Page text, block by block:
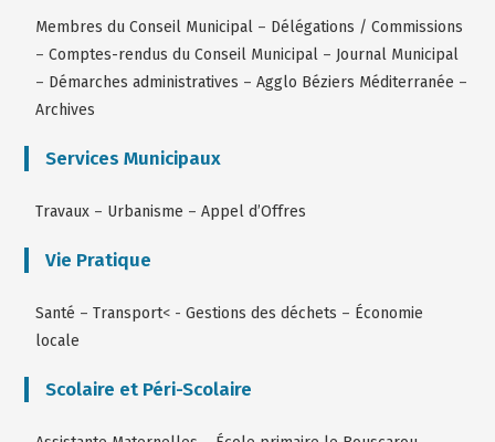
Membres du Conseil Municipal – Délégations / Commissions
–Comptes-rendus du Conseil Municipal – Journal Municipal
– Démarches administratives –Agglo Béziers Méditerranée –
Archives
Services Municipaux
Travaux – Urbanisme –Appel d’Offres
Vie Pratique
Santé –Transport< -Gestions des déchets – Économie
locale
Scolaire et Péri-Scolaire